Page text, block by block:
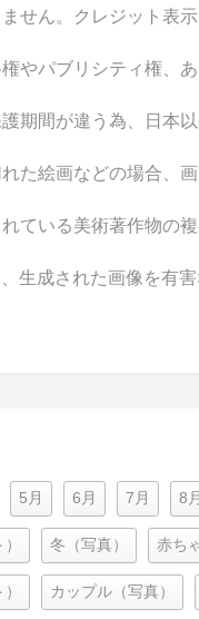
せん。クレジット表
やパブリシティ権、
期間が違う為、日本
た絵画などの場合、
ている美術著作物の
生成された画像を有
5月 6月 7月 8月
冬（写真） 赤ち
カップル（写真）